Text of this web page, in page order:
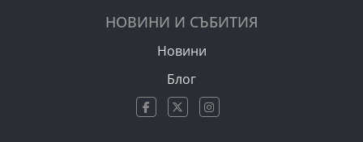
НОВИНИ И СЪБИТИЯ
Новини
Блог